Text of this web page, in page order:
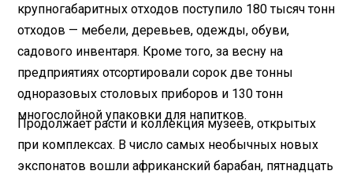
крупногабаритных отходов поступило 180 тысяч тонн
отходов — мебели, деревьев, одежды, обуви,
садового инвентаря. Кроме того, за весну на
предприятиях отсортировали сорок две тонны
одноразовых столовых приборов и 130 тонн
многослойной упаковки для напитков.
Продолжает расти и коллекция музеев, открытых
при комплексах. В число самых необычных новых
экспонатов вошли африканский барабан, пятнадцать